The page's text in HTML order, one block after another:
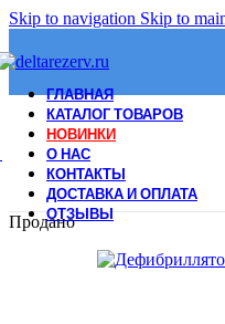
Skip to navigation Skip to
ГЛАВНАЯ
КАТАЛОГ ТОВАРОВ
НОВИНКИ
О НАС
КОНТАКТЫ
ДОСТАВКА И ОПЛАТА
ОТЗЫВЫ
Продано